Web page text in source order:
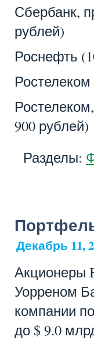
Сбербанк,
рублей)
Роснефть
900 рублей)
Разделы:
Декабрь 11,
Акционеры
Уорреном
компании
до $ 9.0